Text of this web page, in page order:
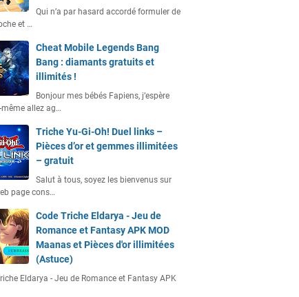
Qui n’a par hasard accordé formuler de
et …
Cheat Mobile Legends Bang
Bang : diamants gratuits et
illimités !
Bonjour mes bébés Fapiens, j’espère
allez ag…
Triche Yu-Gi-Oh! Duel links –
Pièces d’or et gemmes illimitées
– gratuit
Salut à tous, soyez les bienvenus sur
page cons…
Code Triche Eldarya - Jeu de
Romance et Fantasy APK MOD
Maanas et Pièces d'or illimitées
(Astuce)
Eldarya - Jeu de Romance et Fantasy APK